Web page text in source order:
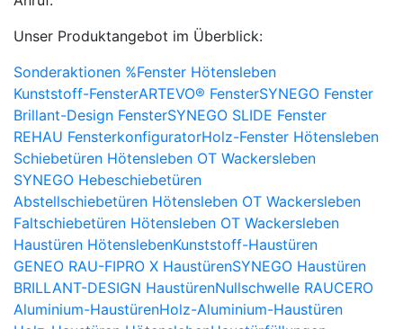
Unser Produktangebot im Überblick:
Sonderaktionen %Fenster Hötensleben
Kunststoff-FensterARTEVO® FensterSYNEGO Fenster
Brillant-Design FensterSYNEGO SLIDE Fenster
REHAU FensterkonfiguratorHolz-Fenster Hötensleben
Schiebetüren Hötensleben OT Wackersleben
SYNEGO Hebeschiebetüren
Abstellschiebetüren Hötensleben OT Wackersleben
Faltschiebetüren Hötensleben OT Wackersleben
Haustüren HötenslebenKunststoff-Haustüren
GENEO RAU-FIPRO X HaustürenSYNEGO Haustüren
BRILLANT-DESIGN HaustürenNullschwelle RAUCERO
Aluminium-HaustürenHolz-Aluminium-Haustüren